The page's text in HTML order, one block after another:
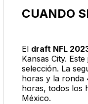
CUANDO
El draft NFL
Kansas City.
selección. La
horas y la ronda
horas, todos los
México.